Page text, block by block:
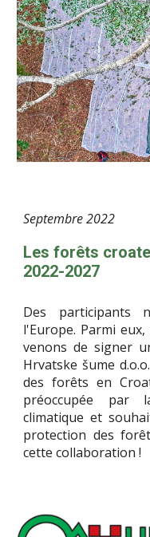
Septembre2022
Les forêts
2022-2027
Des participants
l'Europe. Parmi
venons de signer
Hrvatske šume
des forêts en
préoccupée par
climatique et
protection des
cette collaboration !